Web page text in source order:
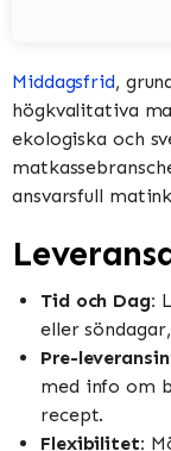
Middagsfrid,
högkvalitativa
ekologiska och
ansvarsfull
Tid och Dag:
eller
Pre-
med info om
recept.
Flexibilitet: